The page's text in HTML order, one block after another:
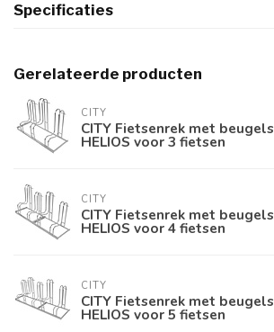
Specificaties
Gerelateerde producten
CITY
CITY Fietsenrek met beugels
HELIOS voor 3 fietsen
CITY
CITY Fietsenrek met beugels
HELIOS voor 4 fietsen
CITY
CITY Fietsenrek met beugels
HELIOS voor 5 fietsen